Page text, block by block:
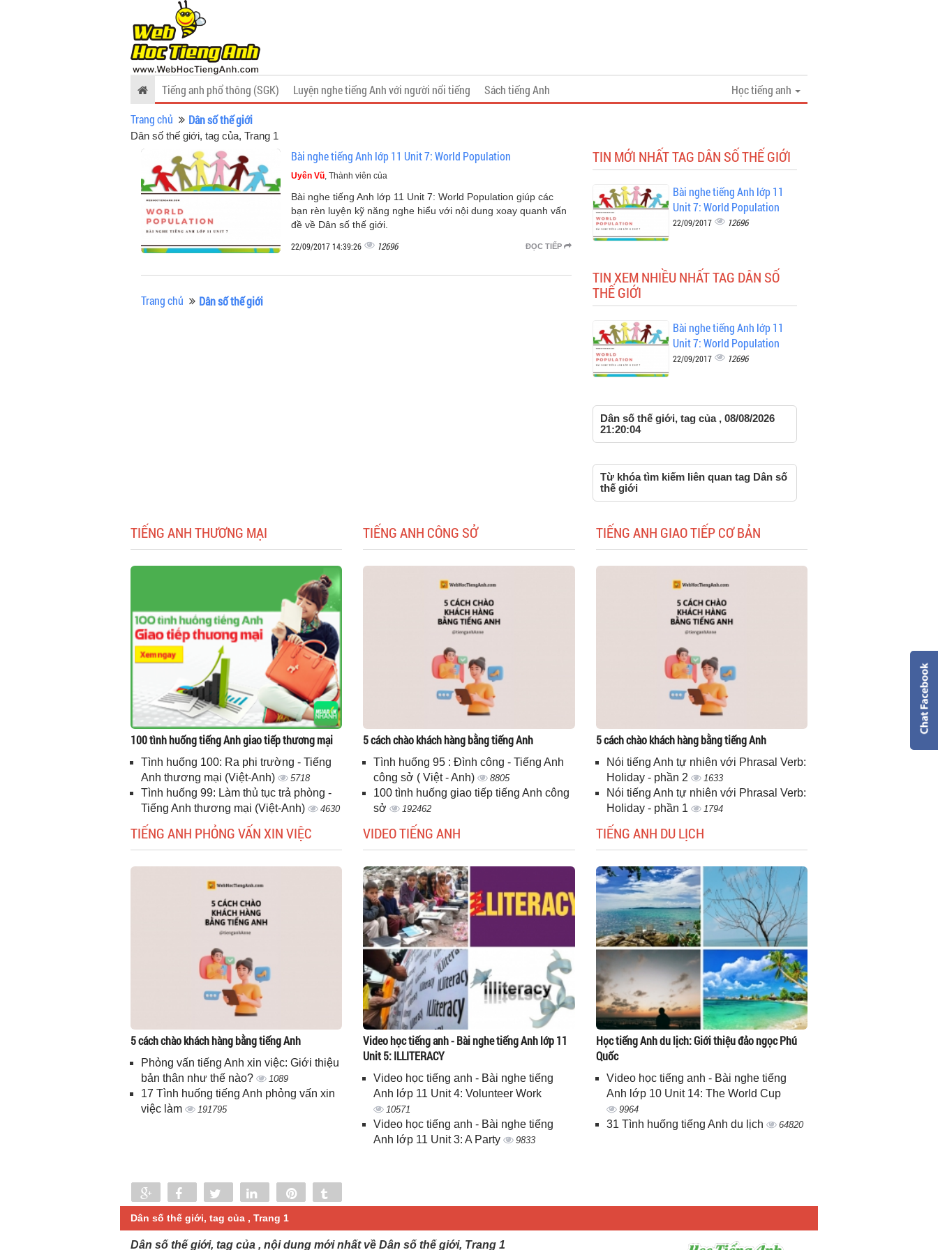
Tiếng anh phổ thông (SGK) Luyện nghe tiếng Anh với người nổi tiếng Sách tiếng Anh
Học tiếng anh
Trang chủ
Dân số thế giới
Dân số thế giới, tag của, Trang 1
Bài nghe tiếng Anh lớp 11 Unit 7: World Population
Uyên Vũ, Thành viên của
Bài nghe tiếng Anh lớp 11 Unit 7: World Population giúp các
bạn rèn luyện kỹ năng nghe hiểu với nội dung xoay quanh vấn
đề về Dân số thế giới.
ĐỌC TIẾP
22/09/2017 14:39:26 12696
Trang chủ Dân số thế giới
TIN MỚI NHẤT TAG DÂN SỐ THẾ GIỚI
Bài nghe tiếng Anh lớp 11
Unit 7: World Population
22/09/2017 12696
TIN XEM NHIỀU NHẤT TAG DÂN SỐ
THẾ GIỚI
Bài nghe tiếng Anh lớp 11
Unit 7: World Population
22/09/2017 12696
Dân số thế giới, tag của , 08/08/2026
21:20:04
Từ khóa tìm kiếm liên quan tag Dân số
thế giới
TIẾNG ANH THƯƠNG MẠI
100 tình huống tiếng Anh giao tiếp thương mại
Tình huống 100: Ra phi trường - Tiếng
Anh thương mại (Việt-Anh)
5718
Tình huống 99: Làm thủ tục trả phòng -
Tiếng Anh thương mại (Việt-Anh)
4630
TIẾNG ANH CÔNG SỞ
5 cách chào khách hàng bằng tiếng Anh
Tình huống 95 : Đình công - Tiếng Anh
công sở ( Việt - Anh)
8805
100 tình huống giao tiếp tiếng Anh công
sở
192462
TIẾNG ANH GIAO TIẾP CƠ BẢN
5 cách chào khách hàng bằng tiếng Anh
Nói tiếng Anh tự nhiên với Phrasal Verb:
Holiday - phần 2
1633
Nói tiếng Anh tự nhiên với Phrasal Verb:
Holiday - phần 1
1794
TIẾNG ANH PHỎNG VẤN XIN VIỆC
5 cách chào khách hàng bằng tiếng Anh
Phỏng vấn tiếng Anh xin việc: Giới thiệu
bản thân như thế nào?
1089
17 Tình huống tiếng Anh phỏng vấn xin
việc làm
191795
VIDEO TIẾNG ANH
Video học tiếng anh - Bài nghe tiếng Anh lớp 11
Unit 5: ILLITERACY
Video học tiếng anh - Bài nghe tiếng
Anh lớp 11 Unit 4: Volunteer Work
10571
Video học tiếng anh - Bài nghe tiếng
Anh lớp 11 Unit 3: A Party
9833
TIẾNG ANH DU LỊCH
Học tiếng Anh du lịch: Giới thiệu đảo ngọc Phú
Quốc
Video học tiếng anh - Bài nghe tiếng
Anh lớp 10 Unit 14: The World Cup
9964
31 Tình huống tiếng Anh du lịch 64820
Share Share Tweet Share
Dân số thế giới, tag của , Trang 1
Dân số thế giới, tag của , nội dung mới nhất về Dân số thế giới, Trang 1